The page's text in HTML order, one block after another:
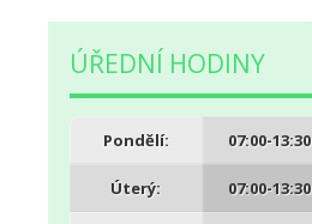
ÚŘEDNÍ HODINY
Pondělí:
Úterý:
07:00-13:30
07:00-13:30